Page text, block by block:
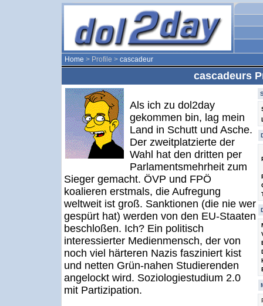
Home > Profile > cascadeur
cascadeurs
Als ich zu dol2day
gekommen bin, lag mein
Land in Schutt und Asche.
Der zweitplatzierte der
Wahl hat den dritten per
Parlamentsmehrheit zum
Sieger gemacht. ÖVP und FPÖ
koalieren erstmals, die Aufregung
weltweit ist groß. Sanktionen (die nie wer
gespürt hat) werden von den EU-Staaten
beschloßen. Ich? Ein politisch
interessierter Medienmensch, der von
noch viel härteren Nazis fasziniert kist
und netten Grün-nahen Studierenden
angelockt wird. Soziologiestudium 2.0
mit Partizipation.